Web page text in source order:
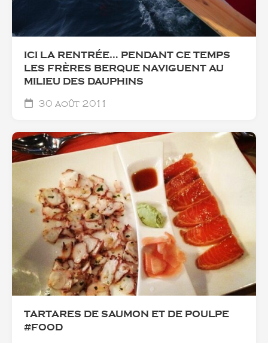
ICI LA RENTRÉE… PENDANT CE TEMPS
LES FRÈRES BERQUE NAVIGUENT AU
MILIEU DES DAUPHINS
30 août 2011
TARTARES DE SAUMON ET DE POULPE
#FOOD